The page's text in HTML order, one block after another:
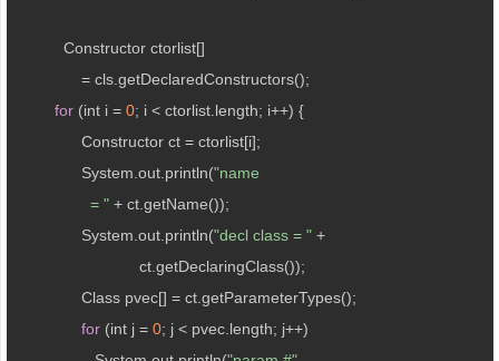
           Constructor ctorlist[]
               = cls.getDeclaredConstructors();
for (int i = 0; i < ctorlist.length; i++) {
               Constructor ct = ctorlist[i];
               System.out.println(
"name
                 = "
+ ct.getName());
               System.out.println(
"decl class = " +
                            ct.getDeclaringClass());
               Class pvec[] = ct.getParameterTypes();
for (int j = 0; j < pvec.length; j++)